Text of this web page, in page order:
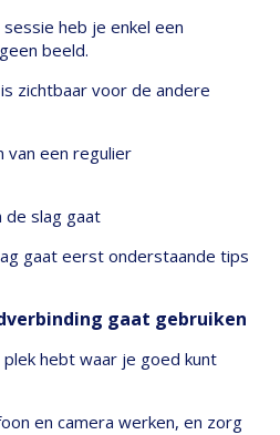
heb je enkel een
beeld.
zichtbaar voor de andere
van een regulier
de slag gaat
gaat eerst onderstaande tips
gaat gebruiken
hebt waar je goed kunt
en camera werken, en zorg